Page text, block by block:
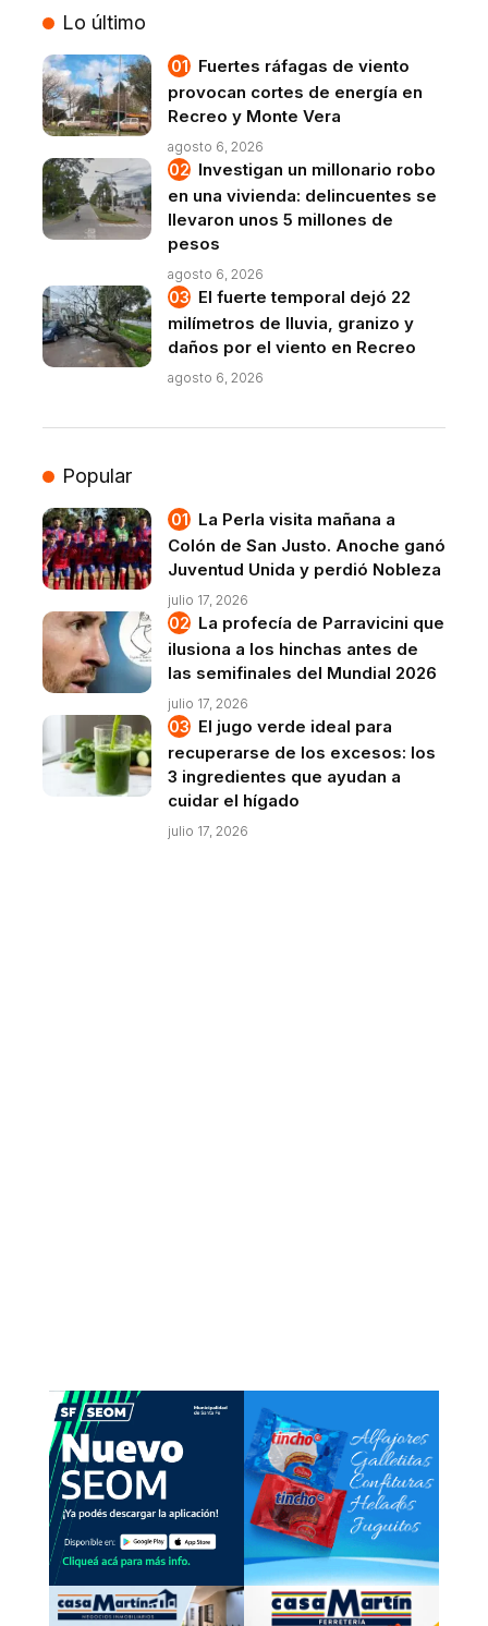
Lo último
Fuertes ráfagas de viento
provocan cortes de energía en
Recreo y Monte Vera
agosto 6, 2026
Investigan un millonario robo
en una vivienda: delincuentes se
llevaron unos 5 millones de
pesos
agosto 6, 2026
El fuerte temporal dejó 22
milímetros de lluvia, granizo y
daños por el viento en Recreo
agosto 6, 2026
Popular
La Perla visita mañana a
Colón de San Justo. Anoche ganó
Juventud Unida y perdió Nobleza
julio 17, 2026
La profecía de Parravicini que
ilusiona a los hinchas antes de
las semifinales del Mundial 2026
julio 17, 2026
El jugo verde ideal para
recuperarse de los excesos: los
3 ingredientes que ayudan a
cuidar el hígado
julio 17, 2026